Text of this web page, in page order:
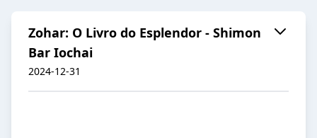
Zohar: O Livro do Esplendor - Shimon
Bar Iochai
2024-12-31